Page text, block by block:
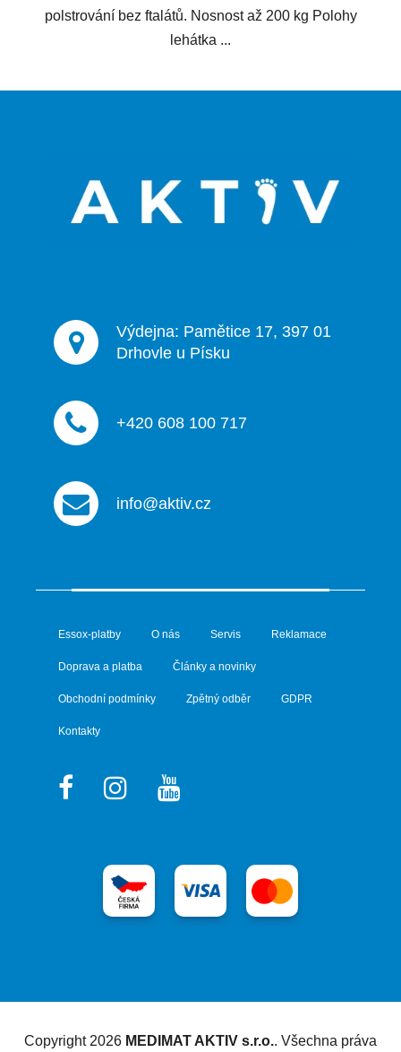
polstrování bez ftalátů. Nosnost až 200 kg Polohy
lehátka ...
Výdejna: Pamětice 17, 397 01
Drhovle u Písku
+420 608 100 717
info@aktiv.cz
Essox-platby O nás Servis Reklamace
Doprava a platba Články a novinky
Obchodní podmínky Zpětný odběr GDPR
Kontakty
Copyright 2026 MEDIMAT AKTIV s.r.o.. Všechna práva